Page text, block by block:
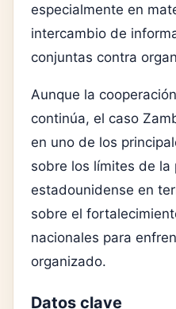
especialmente en
intercambio de
conjuntas contra
Aunque la
continúa, el caso
en uno de los
sobre los límites de la
estadounidense en
sobre el
nacionales para
organizado.
Datos clave